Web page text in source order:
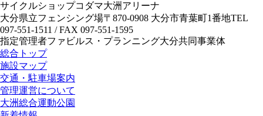
サイクルショップコダマ大洲アリーナ
大分県立フェンシング場〒870-0908 大分市青葉町1番地TEL
097-551-1511 / FAX 097-551-1595
指定管理者ファビルス・プランニング大分共同事業体
総合トップ
施設マップ
交通・駐車場案内
管理運営について
大洲総合運動公園